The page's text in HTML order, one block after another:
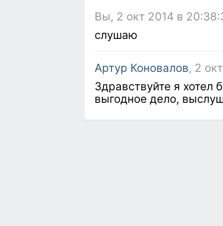
Вы, 2 окт 2014 в
слушаю
Артур Коновалов, 2
Здравствуйте я хотел
выгодное дело,